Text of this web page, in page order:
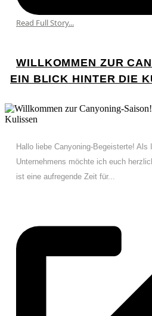
Read Full Story...
WILLKOMMEN ZUR
EIN BLICK HINTER DIE
Hallo liebe Canyoning-Begeisterte! Als
Unternehmens möchte ich euch
ist eine aufregende Zeit für...